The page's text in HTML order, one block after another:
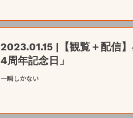
2023.01.15 |【観覧＋配信
4周年記念日」
一瞬しかない